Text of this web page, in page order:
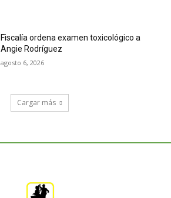
Fiscalía ordena examen toxicológico a
Angie Rodríguez
agosto 6, 2026
Cargar más